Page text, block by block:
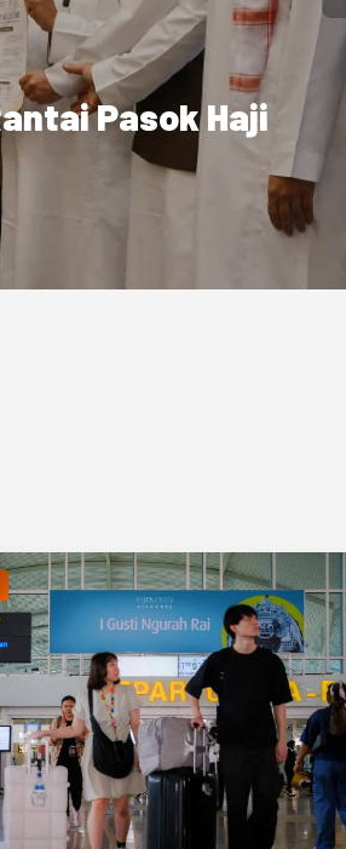
Capai 1,39